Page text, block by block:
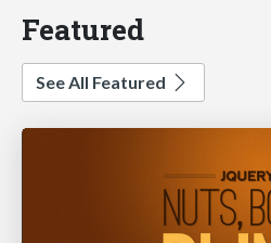
Featured
See All Featured